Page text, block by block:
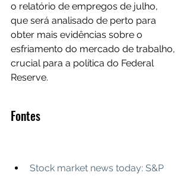
o relatório de empregos de julho,
que será analisado de perto para
obter mais evidências sobre o
esfriamento do mercado de trabalho,
crucial para a política do Federal
Reserve.
Fontes
Stock market news today: S&P